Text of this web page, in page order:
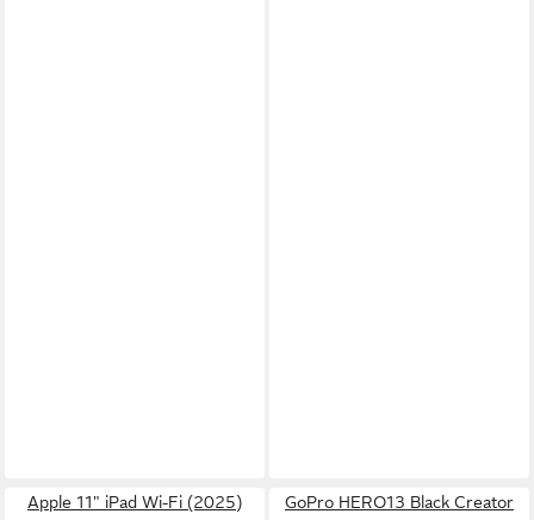
Apple 11" iPad Wi-Fi (2025)
GoPro HERO13 Black Creator